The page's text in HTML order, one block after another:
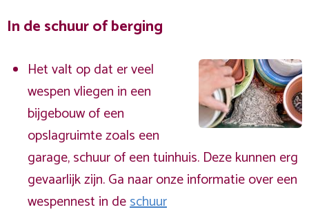
In de schuur of berging
Het valt op dat er veel
wespen vliegen in een
bijgebouw of een
opslagruimte zoals een
garage, schuur of een tuinhuis. Deze kunnen erg
gevaarlijk zijn. Ga naar onze informatie over een
wespennest in deschuur